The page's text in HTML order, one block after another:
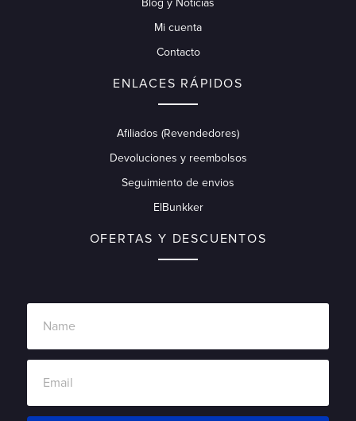
Blog y Noticias
Mi cuenta
Contacto
ENLACES RÁPIDOS
Afiliados (Revendedores)
Devoluciones y reembolsos
Seguimiento de envios
ElBunkker
OFERTAS Y DESCUENTOS